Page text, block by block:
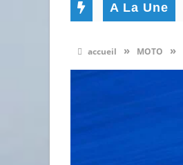
A La Une
accueil » MOTO »